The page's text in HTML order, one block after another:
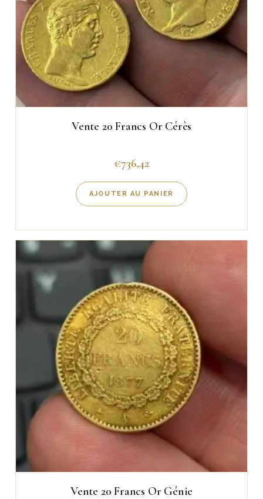
Vente 20 Francs Or Cérès
€736,42
AJOUTER AU PANIER
Vente 20 Francs Or Génie